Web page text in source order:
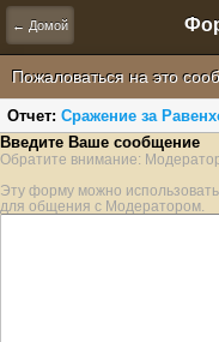
← Домой
Пожаловаться на это
Отчет: Сражение за
Введите Ваше сообщение
Обратите внимание:
Эту форму можно
для общения с Модератором.